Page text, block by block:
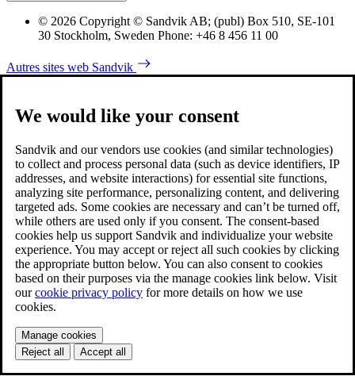
© 2026 Copyright © Sandvik AB; (publ) Box 510, SE-101
30 Stockholm, Sweden Phone: +46 8 456 11 00
Autres sites web Sandvik
We would like your consent
Sandvik and our vendors use cookies (and similar technologies)
to collect and process personal data (such as device identifiers, IP
addresses, and website interactions) for essential site functions,
analyzing site performance, personalizing content, and delivering
targeted ads. Some cookies are necessary and can’t be turned off,
while others are used only if you consent. The consent-based
cookies help us support Sandvik and individualize your website
experience. You may accept or reject all such cookies by clicking
the appropriate button below. You can also consent to cookies
based on their purposes via the manage cookies link below. Visit
ourcookie privacy policy for more details on how we use
cookies.
Manage cookies
Reject all
Accept all